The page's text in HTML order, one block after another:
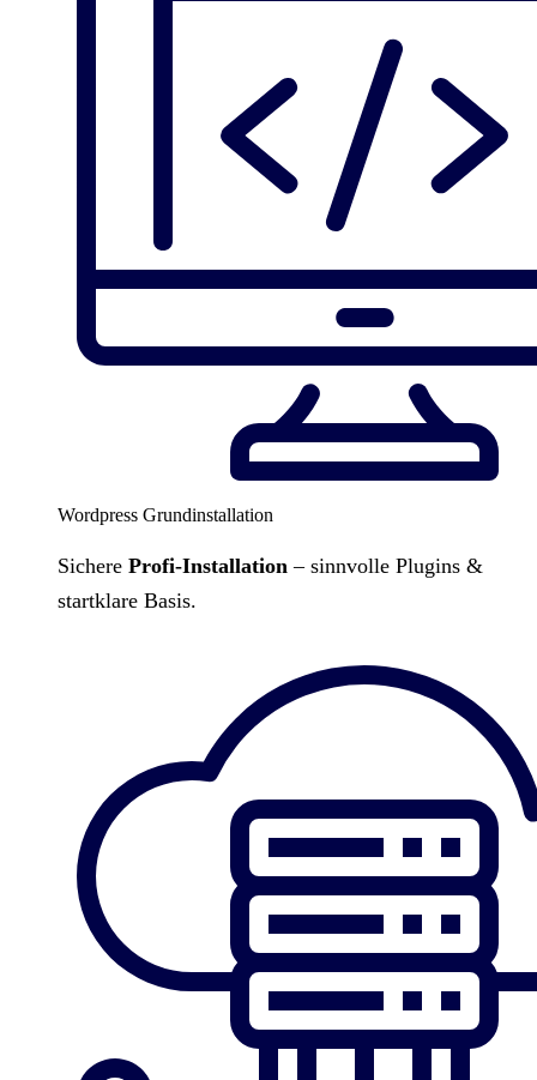
Wordpress Grundinstallation
Sichere Profi-Installation – sinnvolle Plugins &
startklare Basis.